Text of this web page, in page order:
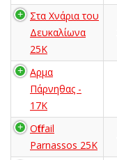
Στα Χνάρια του
Δευκαλίωνα
25K
Αρμα
Πάρνηθας -
17K
Offtrail
Parnassos 25K